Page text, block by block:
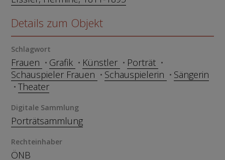
Details zum Objekt
Schlagwort
Frauen Grafik Künstler
Porträt
Schauspieler Frauen
Schauspielerin
Sängerin
Theater
Digitale Sammlung
Porträtsammlung
Rechteinhaber
ÖNB